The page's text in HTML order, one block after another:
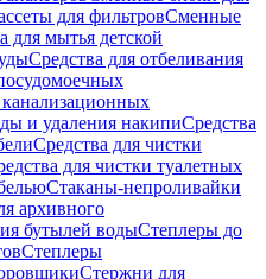
для фильтровСменные
для мытья детской
Средства для отбеливания
и удаления накипиСредства
Средства для чистки
для чистки туалетных
Стаканы-непроливайки
архивного
бутылей водыСтеплеры до
Степлеры
Стержни для